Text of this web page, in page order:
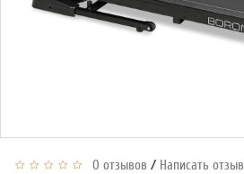
0 отзывов / Написать отзыв